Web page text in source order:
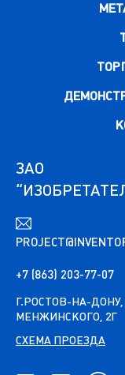
ЗАО
+7 (863) 203-77-07
Г.РОСТОВ-НА-
МЕНЖИНСКОГО, 2Г
СХЕМА ПРОЕЗДА